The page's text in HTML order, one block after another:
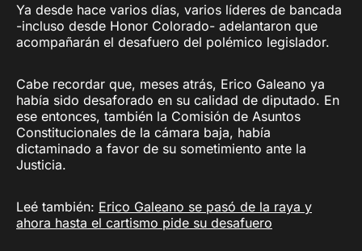
Ya desde hace varios días, varios líderes de bancada
-incluso desde Honor Colorado- adelantaron que
acompañarán el desafuero del polémico legislador.
Cabe recordar que, meses atrás, Erico Galeano ya
había sido desaforado en su calidad de diputado. En
ese entonces, también la Comisión de Asuntos
Constitucionales de la cámara baja, había
dictaminado a favor de su sometimiento ante la
Justicia.
Leé también: Erico Galeano se pasó de la raya y
ahora hasta el cartismo pide su desafuero